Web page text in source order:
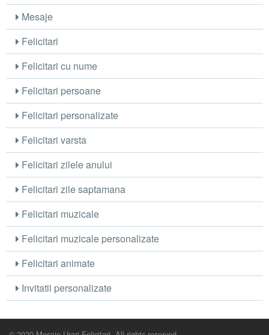
Mesaje
Felicitari
Felicitari cu nume
Felicitari persoane
Felicitari personalizate
Felicitari varsta
Felicitari zilele anului
Felicitari zile saptamana
Felicitari muzicale
Felicitari muzicale personalizate
Felicitari animate
Invitatii personalizate